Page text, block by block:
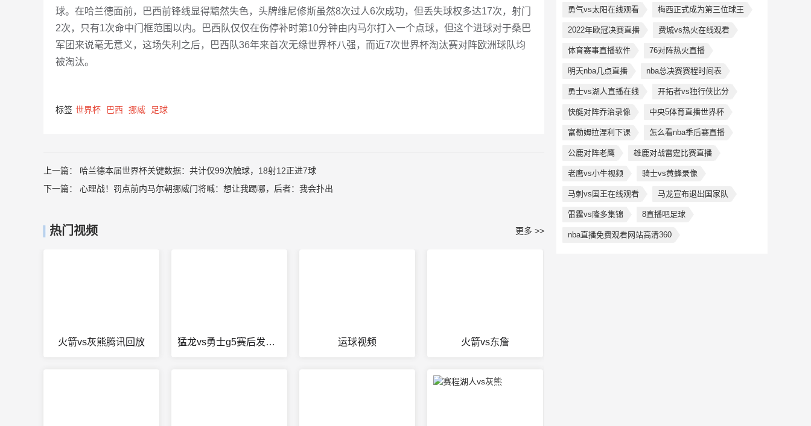
球。在哈兰德面前，巴西前锋线显得黯然失色，头牌维尼修斯虽然8次过人6次成功，但丢失球权多达17次，射门
2次，只有1次命中门框范围以内。巴西队仅仅在伤停补时第10分钟由内马尔打入一个点球，但这个进球对于桑巴
军团来说毫无意义，这场失利之后，巴西队36年来首次无缘世界杯八强，而近7次世界杯淘汰赛对阵欧洲球队均
被淘汰。
标签 世界杯 巴西 挪威 足球
上一篇： 哈兰德本届世界杯关键数据：共计仅99次触球，18射12正进7球
下一篇： 心理战！罚点前内马尔朝挪威门将喊：想让我踢哪，后者：我会扑出
热门视频 更多 >>
火箭vs灰熊腾讯回放 猛龙vs勇士g5赛后发布会 运球视频 火箭vs东詹
勇气vs太阳在线观看 梅西正式成为第三位球王
2022年欧冠决赛直播 费城vs热火在线观看
体育赛事直播软件 76对阵热火直播
明天nba几点直播 nba总决赛赛程时间表
勇士vs湖人直播在线 开拓者vs独行侠比分
快艇对阵乔治录像 中央5体育直播世界杯
富勒姆拉涅利下课 怎么看nba季后赛直播
公鹿对阵老鹰 雄鹿对战雷霆比赛直播
老鹰vs小牛视频 骑士vs黄蜂录像
马刺vs国王在线观看 马龙宣布退出国家队
雷霆vs隆多集锦 8直播吧足球
nba直播免费观看网站高清360